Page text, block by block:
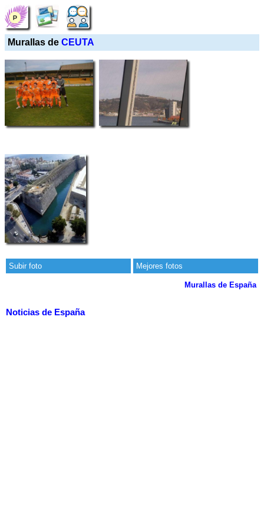
Murallas de CEUTA
Subir foto Mejores fotos
Murallas de España
Noticias de España